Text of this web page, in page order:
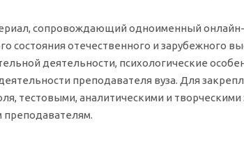
сопровождающий одноименный онлайн-
состояния отечественного и зарубежного
деятельности, психологические
преподавателя вуза. Для
тестовыми, аналитическими и